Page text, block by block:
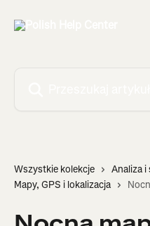
Wszystkie kolekcje
Analiza
Mapy, GPS i lokalizacja